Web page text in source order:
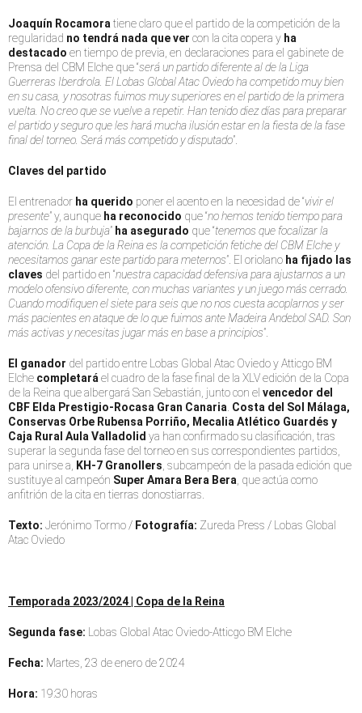
Joaquín Rocamora tiene claro que el partido de la competición de la
regularidad no tendrá nada que ver con la cita copera y ha
destacado en tiempo de previa, en declaraciones para el gabinete de
Prensa del CBM Elche que “será un partido diferente al de la Liga
Guerreras Iberdrola. El Lobas Global Atac Oviedo ha competido muy bien
en su casa, y nosotras fuimos muy superiores en el partido de la primera
vuelta. No creo que se vuelve a repetir. Han tenido diez días para preparar
el partido y seguro que les hará mucha ilusión estar en la fiesta de la fase
final del torneo. Será más competido y disputado”.
Claves del partido
El entrenador ha querido poner el acento en la necesidad de “vivir el
presente” y, aunque ha reconocido que “no hemos tenido tiempo para
bajarnos de la burbuja” ha asegurado que “tenemos que focalizar la
atención. La Copa de la Reina es la competición fetiche del CBM Elche y
necesitamos ganar este partido para meternos”. El oriolano ha fijado las
claves del partido en “nuestra capacidad defensiva para ajustarnos a un
modelo ofensivo diferente, con muchas variantes y un juego más cerrado.
Cuando modifiquen el siete para seis que no nos cuesta acoplarnos y ser
más pacientes en ataque de lo que fuimos ante Madeira Andebol SAD. Son
más activas y necesitas jugar más en base a principios”.
El ganador del partido entre Lobas Global Atac Oviedo y Atticgo BM
Elche completará el cuadro de la fase final de la XLV edición de la Copa
de la Reina que albergará San Sebastián, junto con el vencedor del
CBF Elda Prestigio-Rocasa Gran Canaria Costa del Sol Málaga,
Conservas Orbe Rubensa Porriño, Mecalia Atlético Guardés y
Caja Rural Aula Valladolid ya han confirmado su clasificación, tras
superar la segunda fase del torneo en sus correspondientes partidos,
para unirse a,
KH-7 Granollers , subcampeón de la pasada edición que
sustituye al campeón Super Amara Bera Bera , que actúa como
anfitrión de la cita en tierras donostiarras.
Texto: Jerónimo Tormo / Fotografía: Zureda Press / Lobas Global
Atac Oviedo
Temporada 2023/2024 | Copa de la Reina
Segunda fase: Lobas Global Atac Oviedo-Atticgo BM Elche
Fecha: Martes, 23 de enero de 2024
Hora: 19:30 horas